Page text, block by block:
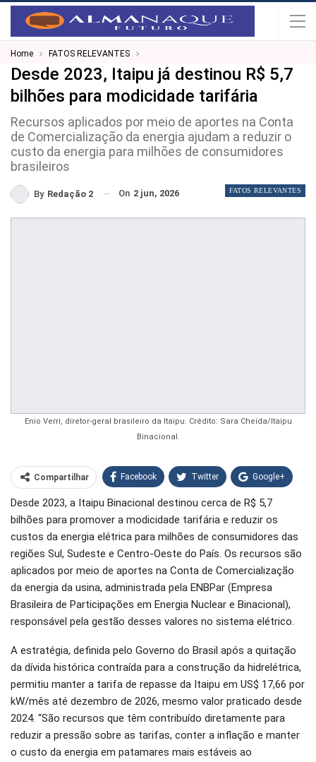
Home FATOS RELEVANTES
Desde 2023, Itaipu já destinou R$ 5,7
bilhões para modicidade tarifária
Recursos aplicados por meio de aportes na Conta
de Comercialização da energia ajudam a reduzir o
custo da energia para milhões de consumidores
brasileiros
FATOS RELEVANTES
By Redação 2 On 2 jun, 2026
Enio Verri, diretor-geral brasileiro da Itaipu. Crédito: Sara Cheida/Itaipu
Binacional.
Compartilhar Facebook Twitter Google+
WhatsApp Pinterest
O email
Desde 2023, a Itaipu Binacional destinou cerca de R$ 5,7
bilhões para promover a modicidade tarifária e reduzir os
custos da energia elétrica para milhões de consumidores das
regiões Sul, Sudeste e Centro-Oeste do País. Os recursos são
aplicados por meio de aportes na Conta de Comercialização
da energia da usina, administrada pela ENBPar (Empresa
Brasileira de Participações em Energia Nuclear e Binacional),
responsável pela gestão desses valores no sistema elétrico.
A estratégia, definida pelo Governo do Brasil após a quitação
da dívida histórica contraída para a construção da hidrelétrica,
permitiu manter a tarifa de repasse da Itaipu em US$ 17,66 por
kW/mês até dezembro de 2026, mesmo valor praticado desde
2024. “São recursos que têm contribuído diretamente para
reduzir a pressão sobre as tarifas, conter a inflação e manter
o custo da energia em patamares mais estáveis ao